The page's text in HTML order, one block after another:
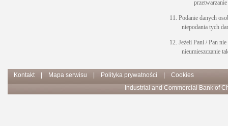
11. Podanie danych
niepodania tych
12. Jeżeli Pani / Pan
nieumieszczanie
Kontakt Mapa serwisu Polityka prywatności
Cookies
Industrial and Commercial Bank of